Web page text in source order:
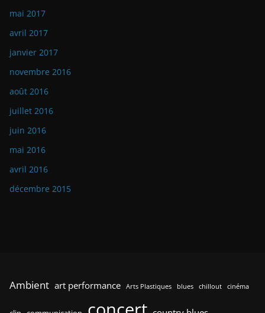
mai 2017
avril 2017
janvier 2017
novembre 2016
août 2016
juillet 2016
juin 2016
mai 2016
avril 2016
décembre 2015
Ambient art performance Arts Plastiques blues chillout cinéma